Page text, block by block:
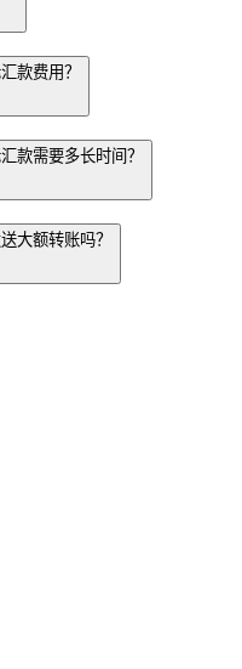
款费用？
款需要多长时间？
大额转账吗？